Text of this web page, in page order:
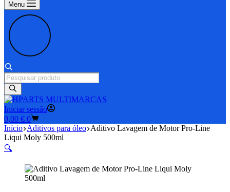
Menu
Products
search
Iniciar sessão
Carrinho
de
compras
0,00 € 0
Início Aditivos para óleo Aditivo Lavagem de Motor Pro-Line
Liqui Moly 500ml
🔍